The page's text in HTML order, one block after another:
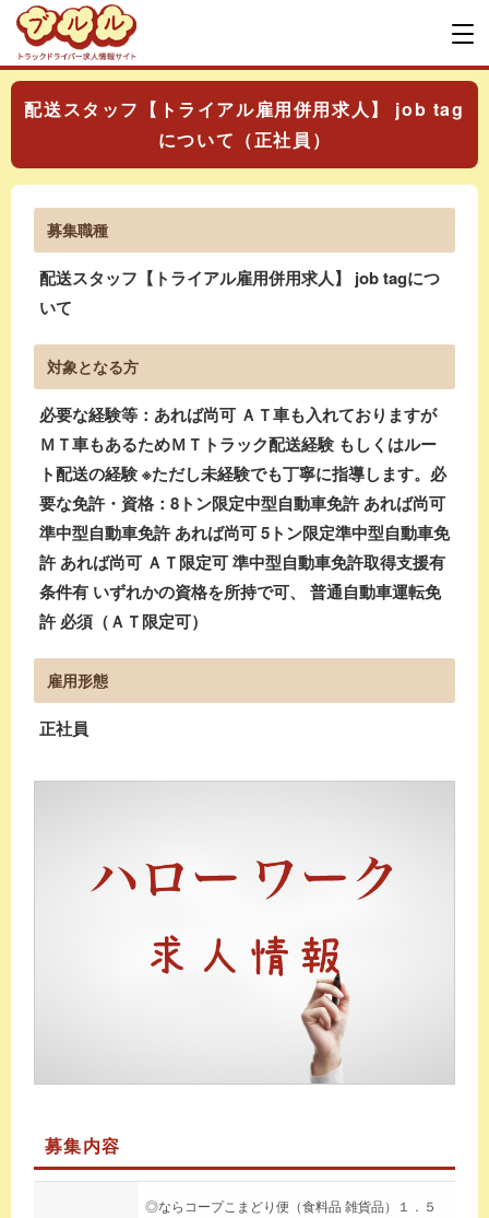
配送スタッフ【トライアル雇用併用求人】 job tag
について（正社員）
募集職種
配送スタッフ【トライアル雇用併用求人】 job tagにつ
いて
対象となる方
必要な経験等：あれば尚可 ＡＴ車も入れておりますが
ＭＴ車もあるためＭＴトラック配送経験 もしくはルー
ト配送の経験 ※ただし未経験でも丁寧に指導します。必
要な免許・資格：8トン限定中型自動車免許 あれば尚可
準中型自動車免許 あれば尚可 5トン限定準中型自動車免
許 あれば尚可 ＡＴ限定可 準中型自動車免許取得支援有
条件有 いずれかの資格を所持で可、 普通自動車運転免
許 必須（ＡＴ限定可）
雇用形態
正社員
募集内容
◎ならコープこまどり便（食料品 雑貨品）１．５